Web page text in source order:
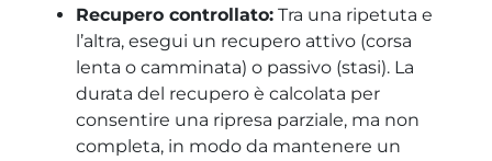
Recupero controllato: Tra una ripetuta e
l’altra, esegui un recupero attivo (corsa
lenta o camminata) o passivo (stasi). La
durata del recupero è calcolata per
consentire una ripresa parziale, ma non
completa, in modo da mantenere un